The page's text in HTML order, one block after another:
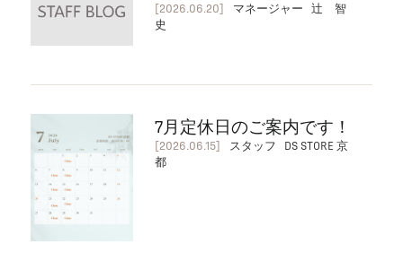
[2026.06.20]
マネージャー 辻 智
史
7月定休日のご案内です！
[2026.06.15]
スタッフ DS STORE 京
都